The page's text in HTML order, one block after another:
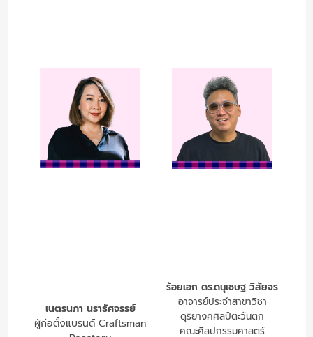
เนตรนภา นราธัศจรรย์
ผู้ก่อตั้งแบรนด์ Craftsman
ร้อยเอก ดร.ดนุเชษฐ วิสัยจร
อาจารย์ประจำสาขาวิชา
ดุริยางคศิลป์ตะวันตก
คณะศิลปกรรมศาสตร์